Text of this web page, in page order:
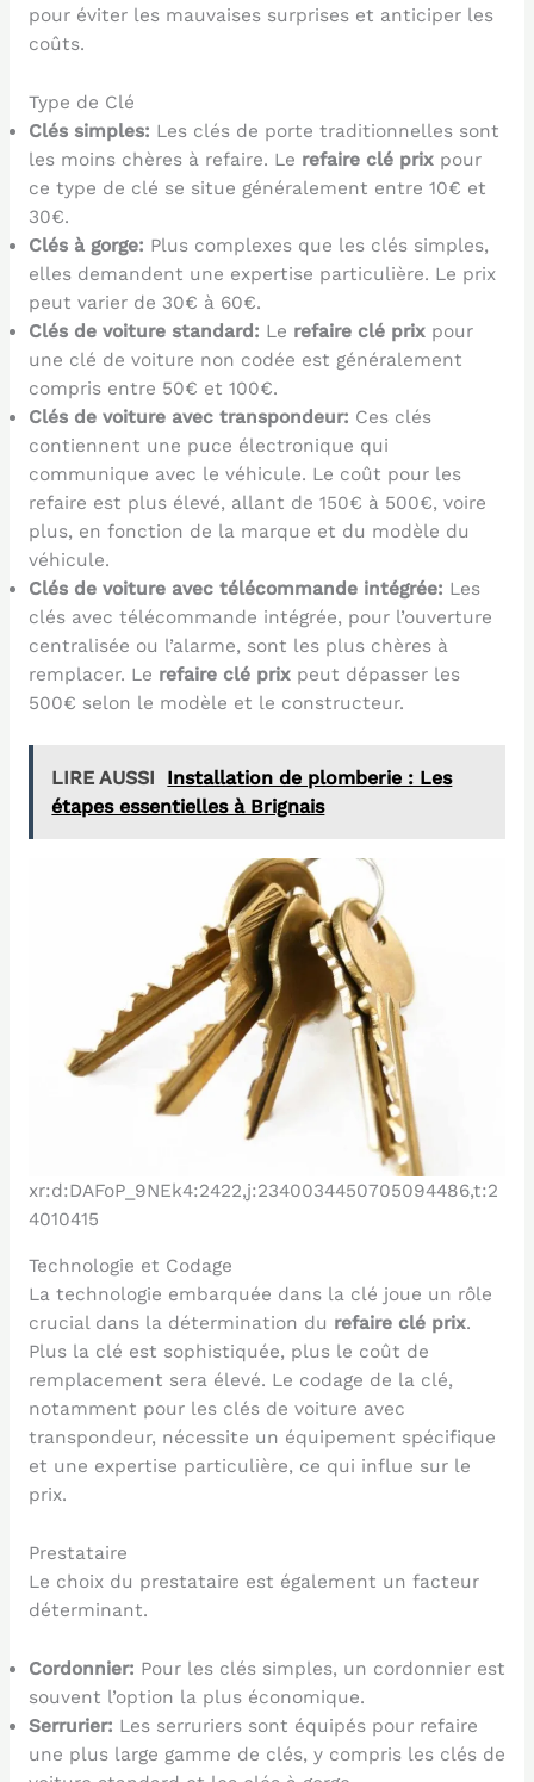
pour éviter les mauvaises surprises et anticiper les
coûts.
Type de Clé
Clés simples: Les clés de porte traditionnelles sont
les moins chères à refaire. Le refaire clé prixpour
ce type de clé se situe généralement entre 10€ et
30€.
Clés à gorge: Plus complexes que les clés simples,
elles demandent une expertise particulière. Le prix
peut varier de 30€ à 60€.
Clés de voiture standard: Le refaire clé prixpour
une clé de voiture non codée est généralement
compris entre 50€ et 100€.
Clés de voiture avec transpondeur: Ces clés
contiennent une puce électronique qui
communique avec le véhicule. Le coût pour les
refaire est plus élevé, allant de 150€ à 500€, voire
plus, en fonction de la marque et du modèle du
véhicule.
Clés de voiture avec télécommande intégrée: Les
clés avec télécommande intégrée, pour l’ouverture
centralisée ou l’alarme, sont les plus chères à
remplacer. Le refaire clé prixpeut dépasser les
500€ selon le modèle et le constructeur.
LIRE AUSSI
Installation de plomberie : Les
étapes essentielles à Brignais
xr:d:DAFoP_9NEk4:2422,j:2340034450705094486,t:2
4010415
Technologie et Codage
La technologie embarquée dans la clé joue un rôle
crucial dans la détermination du refaire clé prix.
Plus la clé est sophistiquée, plus le coût de
remplacement sera élevé. Le codage de la clé,
notamment pour les clés de voiture avec
transpondeur, nécessite un équipement spécifique
et une expertise particulière, ce qui influe sur le
prix.
Prestataire
Le choix du prestataire est également un facteur
déterminant.
Cordonnier: Pour les clés simples, un cordonnier est
souvent l’option la plus économique.
Serrurier: Les serruriers sont équipés pour refaire
une plus large gamme de clés, y compris les clés de